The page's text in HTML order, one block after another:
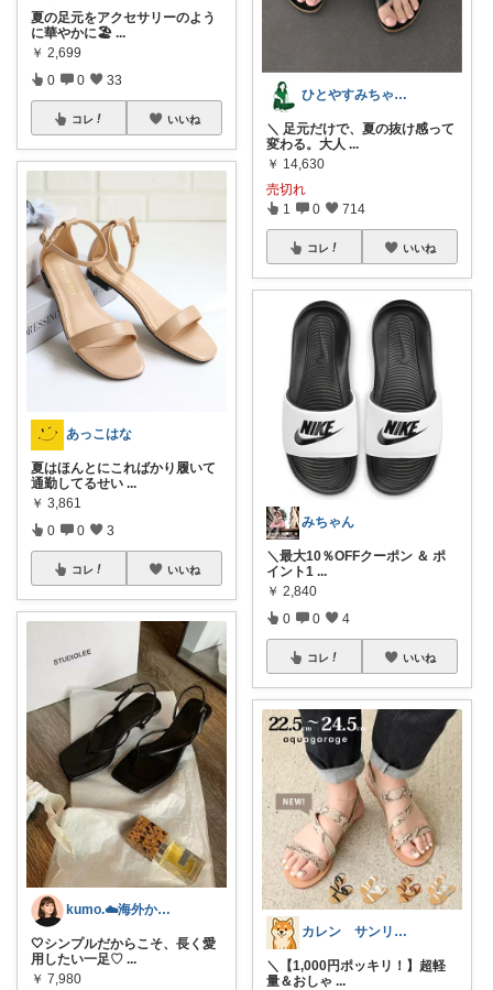
夏の足元をアクセサリーのよう
に華やかに🏖 ...
￥ 2,699
0 0 33
コレ いいね
あっこはな
夏はほんとにこればかり履いて
通勤してるせい ...
￥ 3,861
0 0 3
コレ いいね
kumo.☁️海外かぶれ/経由感謝です♡
🤍シンプルだからこそ、長く愛
用したい一足♡ ...
￥ 7,980
ひとやすみちゃん＊シンプルひとり暮らし
＼ 足元だけで、夏の抜け感って
変わる。大人 ...
￥ 14,630
売切れ
1 0 714
コレ いいね
みちゃん
＼最大10％OFFクーポン ＆ ポ
イント1 ...
￥ 2,840
0 0 4
コレ いいね
カレン サンリオとディズニーが大好き
＼【1,000円ポッキリ！】超軽
量＆おしゃ ...